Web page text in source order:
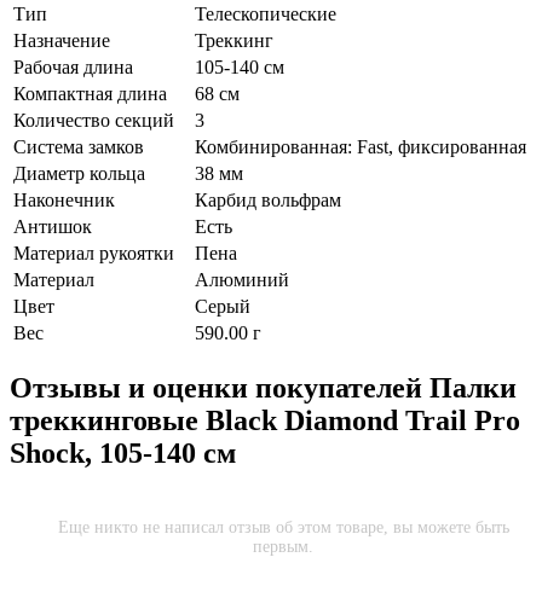
Тип
Телескопические
Назначение
Треккинг
Рабочая длина
105-140 см
Компактная длина
68 см
Количество секций
3
Система замков
Комбинированная: Fast, фиксированная
Диаметр кольца
38 мм
Наконечник
Карбид вольфрам
Антишок
Есть
Материал рукоятки
Пена
Материал
Алюминий
Цвет
Серый
Вес
590.00 г
Отзывы и оценки покупателей Палки
треккинговые Black Diamond Trail Pro
Shock, 105-140 см
Еще никто не написал отзыв об этом товаре, вы можете быть
первым.